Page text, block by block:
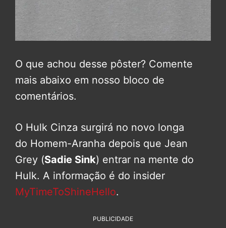
O que achou desse pôster? Comente
mais abaixo em nosso bloco de
comentários.
O Hulk Cinza surgirá no novo longa
do Homem-Aranha depois que Jean
Grey (Sadie Sink) entrar na mente do
Hulk. A informação é do insider
MyTimeToShineHello.
PUBLICIDADE